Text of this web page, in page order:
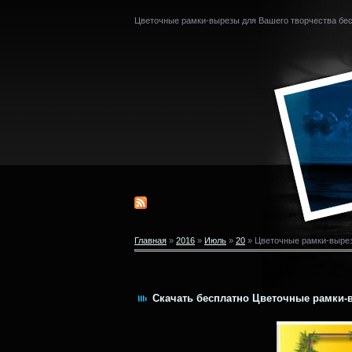
Цветочные рамки-вырезы для Вашего творчества
Главная » 2016 » Июль » 20 » Цветочные рамки-
Скачать бесплатно Цветочные